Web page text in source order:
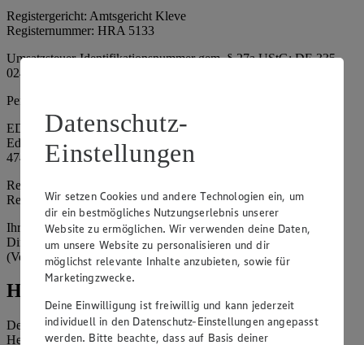
Registergericht: Amtsgericht Kleve
Registernummer: HRA 5133
Umsatzsteuer-Identifikationsnummer gem. § 27a UStG: DE 335
024 695
Persönlich haftende Gesellschafterin:
EDEKA Nordwest Handelsstiftung e. K.
Edekaplatz 1
47445 Moers
Registergericht: Amtsgericht Kleve
Registernummer: HRA 5132
Ihrerseits vertreten durch: Frank Breuer (Vorstandsvorsitzender),
Dirk Neuhaus (Vorstandsvorsitzender), Peter Wagener
(Vorstandsvorsitzender)
Hinweise
Der Inhalt dieser Website ist urheberrechtlich geschützt. Der
Herausgeber gewährt Ihnen jedoch das Recht, den auf dieser
Datenschutz-
Einstellungen
Wir setzen Cookies und andere Technologien ein, um
dir ein bestmögliches Nutzungserlebnis unserer
Website zu ermöglichen. Wir verwenden deine Daten,
um unsere Website zu personalisieren und dir
möglichst relevante Inhalte anzubieten, sowie für
Marketingzwecke.
Deine Einwilligung ist freiwillig und kann jederzeit
individuell in den Datenschutz-Einstellungen angepasst
werden. Bitte beachte, dass auf Basis deiner